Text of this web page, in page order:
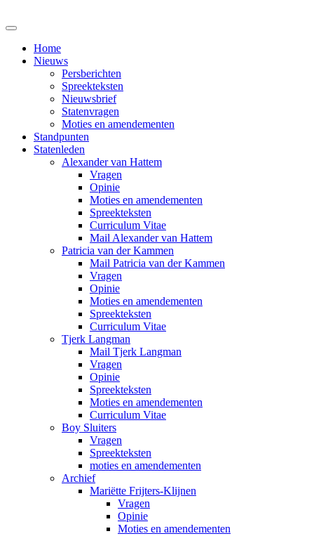
Home
Nieuws
Persberichten
Spreekteksten
Nieuwsbrief
Statenvragen
Moties en amendementen
Standpunten
Statenleden
Alexander van Hattem
Vragen
Opinie
Moties en amendementen
Spreekteksten
Curriculum Vitae
Mail Alexander van Hattem
Patricia van der Kammen
Mail Patricia van der Kammen
Vragen
Opinie
Moties en amendementen
Spreekteksten
Curriculum Vitae
Tjerk Langman
Mail Tjerk Langman
Vragen
Opinie
Spreekteksten
Moties en amendementen
Curriculum Vitae
Boy Sluiters
Vragen
Spreekteksten
moties en amendementen
Archief
Mariëtte Frijters-Klijnen
Vragen
Opinie
Moties en amendementen